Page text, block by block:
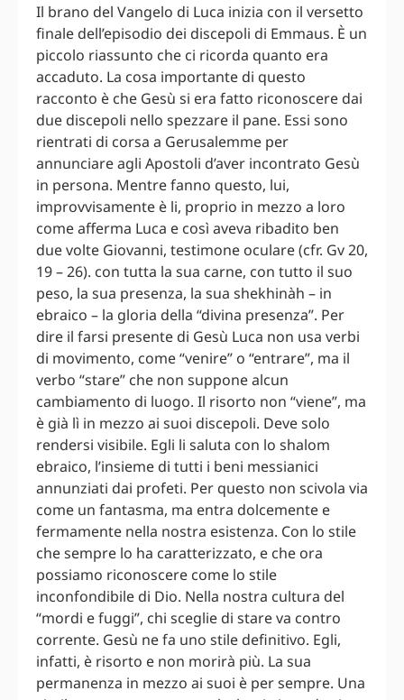
Il brano del Vangelo di Luca inizia con il versetto
finale dell’episodio dei discepoli di Emmaus. È un
piccolo riassunto che ci ricorda quanto era
accaduto. La cosa importante di questo
racconto è che Gesù si era fatto riconoscere dai
due discepoli nello spezzare il pane. Essi sono
rientrati di corsa a Gerusalemme per
annunciare agli Apostoli d’aver incontrato Gesù
in persona. Mentre fanno questo, lui,
improvvisamente è li, proprio in mezzo a loro
come afferma Luca e così aveva ribadito ben
due volte Giovanni, testimone oculare (cfr. Gv 20,
19 – 26). con tutta la sua carne, con tutto il suo
peso, la sua presenza, la sua shekhinàh – in
ebraico – la gloria della “divina presenza”. Per
dire il farsi presente di Gesù Luca non usa verbi
di movimento, come “venire” o “entrare”, ma il
verbo “stare” che non suppone alcun
cambiamento di luogo. Il risorto non “viene”, ma
è già lì in mezzo ai suoi discepoli. Deve solo
rendersi visibile. Egli li saluta con lo shalom
ebraico, l’insieme di tutti i beni messianici
annunziati dai profeti. Per questo non scivola via
come un fantasma, ma entra dolcemente e
fermamente nella nostra esistenza. Con lo stile
che sempre lo ha caratterizzato, e che ora
possiamo riconoscere come lo stile
inconfondibile di Dio. Nella nostra cultura del
“mordi e fuggi”, chi sceglie di stare va contro
corrente. Gesù ne fa uno stile definitivo. Egli,
infatti, è risorto e non morirà più. La sua
permanenza in mezzo ai suoi è per sempre. Una